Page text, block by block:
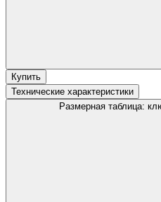
Купить
Технические характеристики
Размерная таблица: